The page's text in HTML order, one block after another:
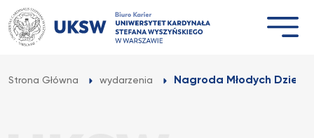
Przejdź
do
treści
Strona Główna wydarzenia Nagroda Młodych